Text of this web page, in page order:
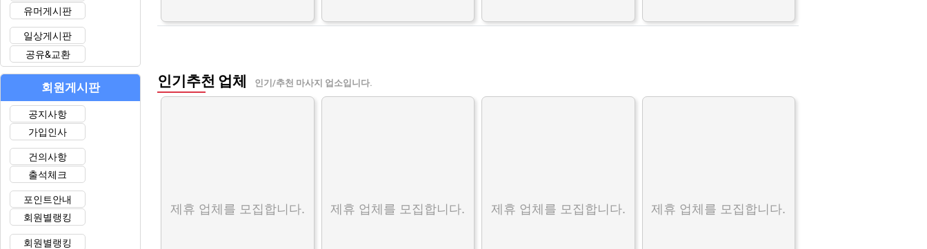
인기추천 업체 인기/추천 마사지 업소입니다.
제휴 업체를 모집합니다. 제휴 업체를 모집합니다. 제휴 업체를 모집합니다. 제휴 업체를 모집합니다.
유머게시판
일상게시판
공유&교환
회원게시판
공지사항
가입인사
건의사항
출석체크
포인트안내
회원별랭킹
회원별랭킹